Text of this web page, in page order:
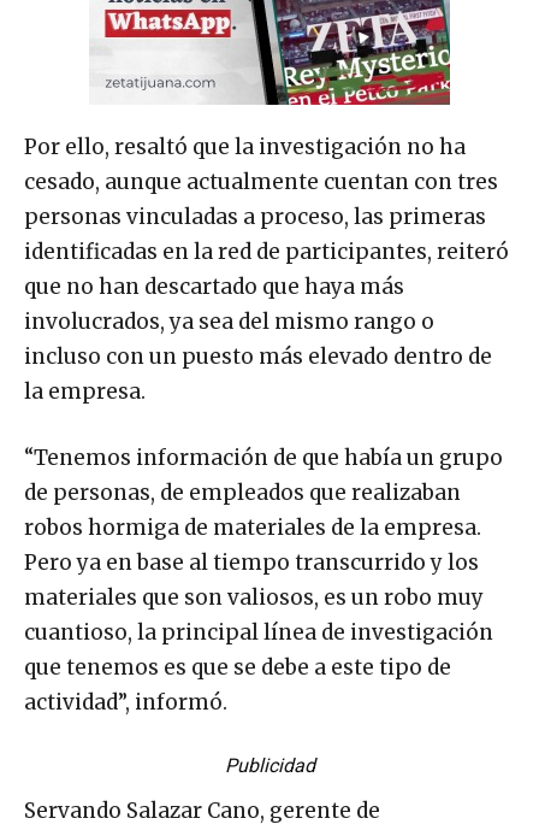
Por ello, resaltó que la investigación no ha
cesado, aunque actualmente cuentan con tres
personas vinculadas a proceso, las primeras
identificadas en la red de participantes, reiteró
que no han descartado que haya más
involucrados, ya sea del mismo rango o
incluso con un puesto más elevado dentro de
la empresa.
“Tenemos información de que había un grupo
de personas, de empleados que realizaban
robos hormiga de materiales de la empresa.
Pero ya en base al tiempo transcurrido y los
materiales que son valiosos, es un robo muy
cuantioso, la principal línea de investigación
que tenemos es que se debe a este tipo de
actividad”, informó.
Publicidad
Servando Salazar Cano, gerente de